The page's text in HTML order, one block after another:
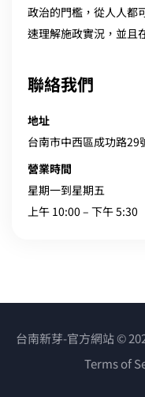
政治的門檻，從人人都
速理解施政實況，並且
聯絡我們
地址
台南市中西區成功路29
營業時間
星期一到星期五
上午 10:00 – 下午 5:30
台南新芽-官方網站 ©
Terms of